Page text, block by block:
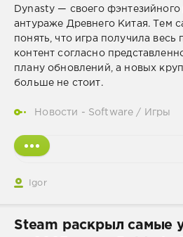
Dynasty — своего
антураже Древнего Китая. Тем
понять, что игра получила
контент согласно
плану обновлений, а новых
больше не стоит.
Новости - Software / Игры
Igor
Steam раскрыл самые